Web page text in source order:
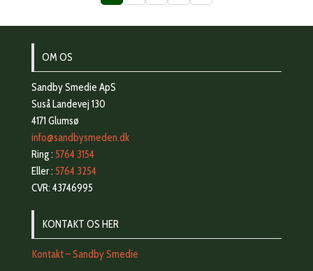
OM OS
Sandby Smedie ApS
Suså Landevej 130
4171 Glumsø
info@sandbysmeden.dk
Ring : 5764 3154
Eller : 5764 3254
CVR: 43746995
KONTAKT OS HER
Kontakt – Sandby Smedie